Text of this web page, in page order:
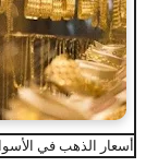
أسعار الذهب في الأسواق